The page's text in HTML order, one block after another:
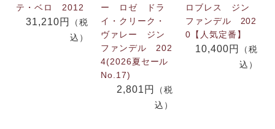
テ・ベロ 2012
31,210円
（税
込）
ー ロゼ ドラ
イ・クリーク・
ヴァレー ジン
ファンデル 202
4(2026夏セール
No.17)
2,801円
（税
込）
ロブレス ジン
ファンデル 202
0【人気定番】
10,400円
（税
込）